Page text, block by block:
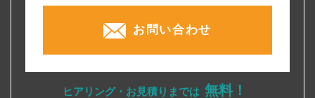
お問い合わせ
ヒアリング・お見積りまでは 無料！